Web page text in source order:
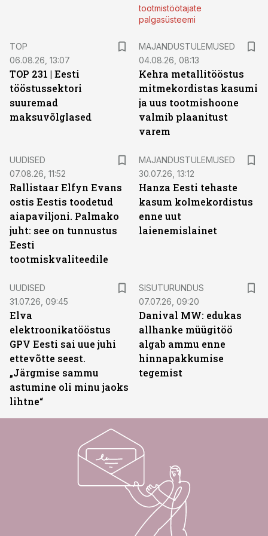
tootmistöötajate
palgasüsteemi
TOP
06.08.26, 13:07
TOP 231 | Eesti
tööstussektori
suuremad
maksuvõlglased
MAJANDUSTULEMUSED
04.08.26, 08:13
Kehra metallitööstus
mitmekordistas kasumi
ja uus tootmishoone
valmib plaanitust
varem
UUDISED
07.08.26, 11:52
Rallistaar Elfyn Evans
ostis Eestis toodetud
aiapaviljoni. Palmako
juht: see on tunnustus
Eesti
tootmiskvaliteedile
MAJANDUSTULEMUSED
30.07.26, 13:12
Hanza Eesti tehaste
kasum kolmekordistus
enne uut
laienemislainet
UUDISED
31.07.26, 09:45
Elva
elektroonikatööstus
GPV Eesti sai uue juhi
ettevõtte seest.
„Järgmise sammu
astumine oli minu jaoks
lihtne“
SISUTURUNDUS
07.07.26, 09:20
Danival MW: edukas
allhanke müügitöö
algab ammu enne
hinnapakkumise
tegemist